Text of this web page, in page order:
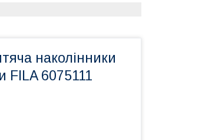
наколінники
FILA 6075111